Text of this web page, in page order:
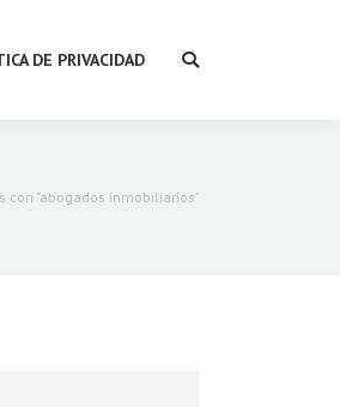
DE PRIVACIDAD Buscar:
con "abogados inmobiliarios"